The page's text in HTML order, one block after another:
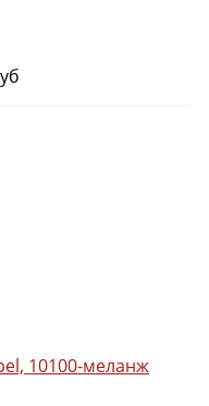
10100-меланж